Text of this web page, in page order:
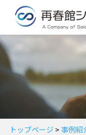
トップページ >事例紹